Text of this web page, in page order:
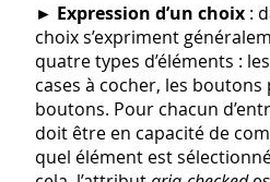
► Expression d’un choix :
choix s’expriment
quatre types d’éléments :
cases à cocher, les
boutons. Pour chacun
doit être en capacité de
quel élément est